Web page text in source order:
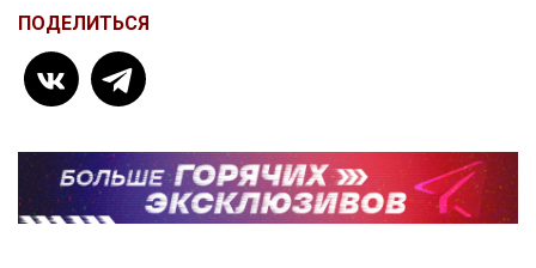
ПОДЕЛИТЬСЯ